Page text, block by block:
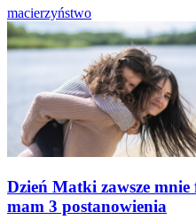
macierzyństwo
Dzień Matki zawsze
mam 3 postanowienia